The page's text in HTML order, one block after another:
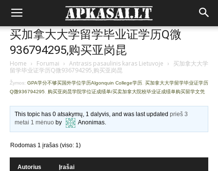
买加拿大大学留学毕业证学历Q微
936794295,购买亚岗昆
Home › Forumai › Antrasis pasaulinis karas Lietuvoje › 买加拿大大学
留学毕业证学历Q微936794295,购买亚岗昆
Žymos: GPA学分不够买国外学位学历Algonquin College学历 买加拿大大学留学毕业证学历
Q微936794295
购买亚岗昆学院学位证成绩单/买卖加拿大院校毕业证成绩单购买留学文凭
This topic has 0 atsakymų, 1 dalyvis, and was last updatedprieš 3
metai 1 mėnuo by Anonimas.
Rodomas 1 įrašas (viso: 1)
Autorius Įrašai